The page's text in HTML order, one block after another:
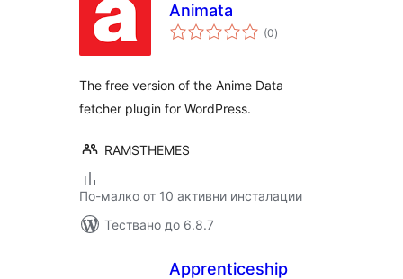
Animata
(0общо
оценки
)
The free version of the Anime Data
fetcher plugin for WordPress.
RAMSTHEMES
По-малко от 10 активни инсталации
Тествано до 6.8.7
Apprenticeship